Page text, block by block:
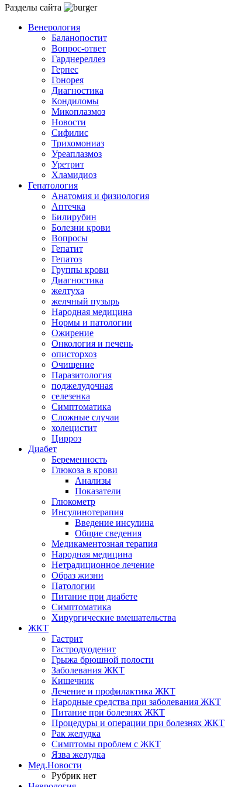
Разделы сайта
Венерология
Баланопостит
Вопрос-ответ
Гарднереллез
Герпес
Гонорея
Диагностика
Кондиломы
Микоплазмоз
Новости
Сифилис
Трихомониаз
Уреаплазмоз
Уретрит
Хламидиоз
Гепатология
Анатомия и физиология
Аптечка
Билирубин
Болезни крови
Вопросы
Гепатит
Гепатоз
Группы крови
Диагностика
желтуха
желчный пузырь
Народная медицина
Нормы и патологии
Ожирение
Онкология и печень
описторхоз
Очищение
Паразитология
поджелудочная
селезенка
Симптоматика
Сложные случаи
холецистит
Цирроз
Диабет
Беременность
Глюкоза в крови
Анализы
Показатели
Глюкометр
Инсулинотерапия
Введение инсулина
Общие сведения
Медикаментозная терапия
Народная медицина
Нетрадиционное лечение
Образ жизни
Патологии
Питание при диабете
Симптоматика
Хирургические вмешательства
ЖКТ
Гастрит
Гастродуоденит
Грыжа брюшной полости
Заболевания ЖКТ
Кишечник
Лечение и профилактика ЖКТ
Народные средства при заболевания ЖКТ
Питание при болезнях ЖКТ
Процедуры и операции при болезнях ЖКТ
Рак желудка
Симптомы проблем с ЖКТ
Язва желудка
Мед.Новости
Рубрик нет